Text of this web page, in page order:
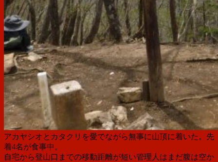
アカヤシオとカタクリを愛でながら無事に山頂に着いた。先
着4名が食事中。
自宅から登山口までの移動距離が短い管理人はまだ腹は空か